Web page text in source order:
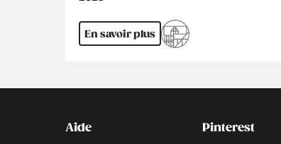
En savoir plus
Kontakt
Aide
Social
Pinterest